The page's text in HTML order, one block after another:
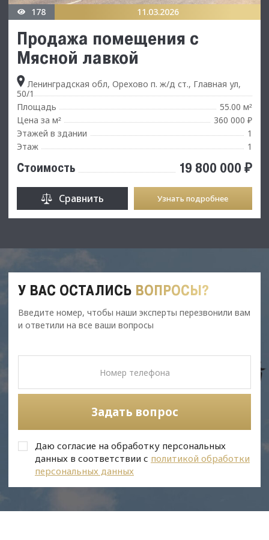
178 11.03.2026
Продажа помещения с
Мясной лавкой
Ленинградская обл, Орехово п. ж/д ст., Главная ул,
50/1
Площадь
55.00 м²
Цена за м²
360 000 ₽
Этажей в здании
1
Этаж
1
Стоимость 19 800 000 ₽
Сравнить Узнать подробнее
У ВАС ОСТАЛИСЬ ВОПРОСЫ?
Введите номер, чтобы наши эксперты перезвонили вам
и ответили на все ваши вопросы
Задать вопрос
Даю согласие на обработку персональных
данных в соответствии с политикой обработки
персональных данных